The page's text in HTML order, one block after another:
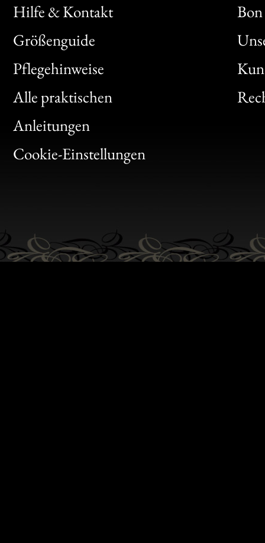
Hilfe & Kontakt
Größenguide
Pflegehinweise
Alle praktischen
Anleitungen
Cookie-Einstellungen
Bon
Clic